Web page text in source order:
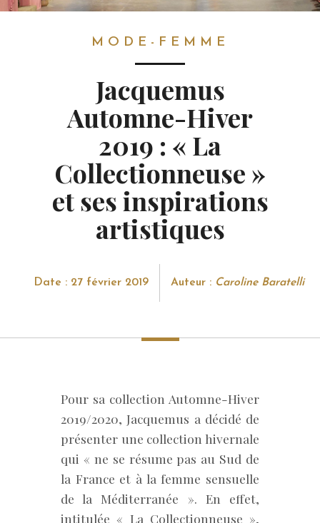
MODE-FEMME
Jacquemus
Automne-Hiver
2019 : « La
Collectionneuse »
et ses inspirations
artistiques
Date : 27 février 2019 Auteur : Caroline Baratelli
Pour sa collection Automne-Hiver
2019/2020, Jacquemus a décidé de
présenter une collection hivernale
qui « ne se résume pas au Sud de
la France et à la femme sensuelle
de la Méditerranée ». En effet,
intitulée « La Collectionneuse »,